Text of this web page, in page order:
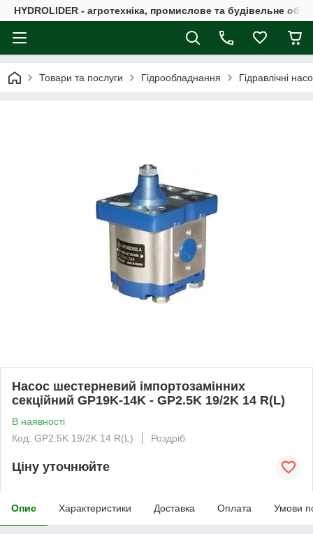
HYDROLIDER - агротехніка, промислове та будівельне
Товари та послуги Гідрообладнання Гідравлічні
Насос шестерневий імпортозамінних
секційний GP19K-14K - GP2.5K 19/2K 14 R(L)
В наявності
Код: GP2.5K 19/2K 14 R(L)
Роздріб
Ціну уточнюйте
Опис Характеристики Доставка Оплата Умови